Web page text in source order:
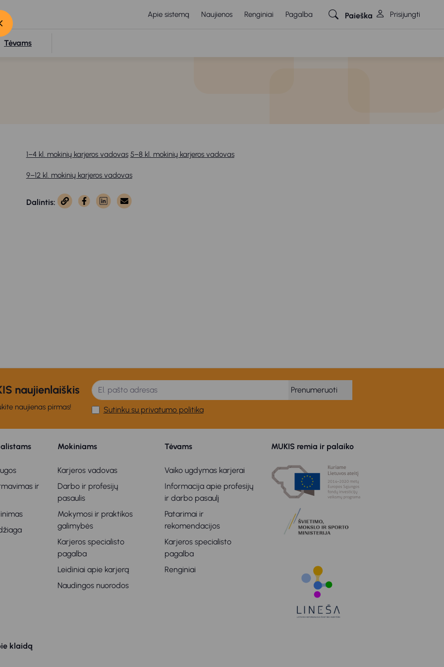
Apie sistemą Naujienos Renginiai Pagalba Paieška Prisijungti
Tėvams
1–4 kl. mokinių karjeros vadovas 5–8 kl. mokinių karjeros vadovas
9–12 kl. mokinių karjeros vadovas
Dalintis:
naujienlaiškis
naujienas pirmas!
Prenumeruoti
Sutinku su privatumo politika
ir
Mokiniams
Karjeros vadovas
Darbo ir profesijų
pasaulis
Mokymosi ir praktikos
galimybės
Karjeros specialisto
pagalba
Leidiniai apie karjerą
Naudingos nuorodos
Tėvams
Vaiko ugdymas karjerai
Informacija apie profesijų
ir darbo pasaulį
Patarimai ir
rekomendacijos
Karjeros specialisto
pagalba
Renginiai
MUKIS remia ir palaiko
klaidą